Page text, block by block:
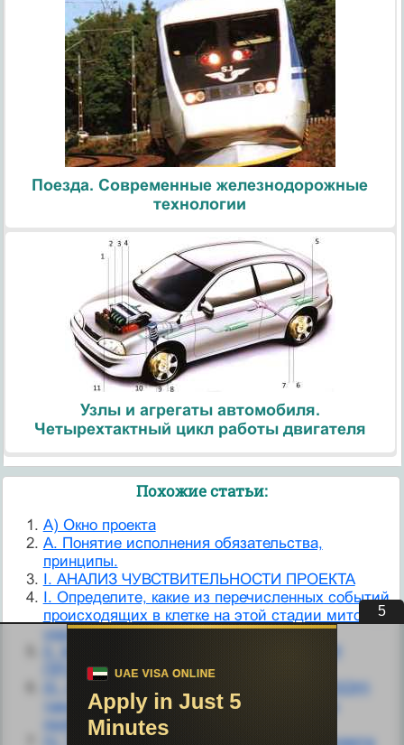
Поезда. Современные железнодорожные
технологии
Узлы и агрегаты автомобиля.
Четырехтактный цикл работы двигателя
Похожие статьи:
A) Окно проекта
A. Понятие исполнения обязательства,
принципы.
I. АНАЛИЗ ЧУВСТВИТЕЛЬНОСТИ ПРОЕКТА
I. Определите, какие из перечисленных событий,
происходящих в клетке на этой стадии митоза,
указаны правильно.
ПРОЕКТА
также проявляет определенный интерес к
проблемам учета и отчетности.
4